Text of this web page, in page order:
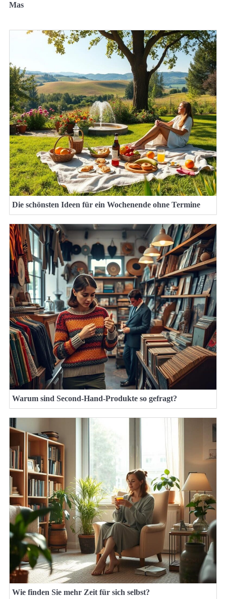
Mas
Die schönsten Ideen für ein Wochenende ohne Termine
Warum sind Second-Hand-Produkte so gefragt?
Wie finden Sie mehr Zeit für sich selbst?